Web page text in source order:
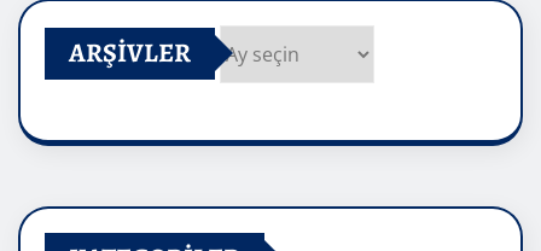
ARŞIVLER